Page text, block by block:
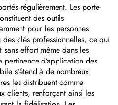
régulièrement. Les porte-
des outils
pour les personnes
clés professionnelles, ce qui
effort même dans les
pertinence d’application des
s’étend à de nombreux
les distribuent comme
clients, renforçant ainsi les